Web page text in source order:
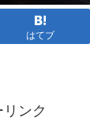
はてブ
ンク